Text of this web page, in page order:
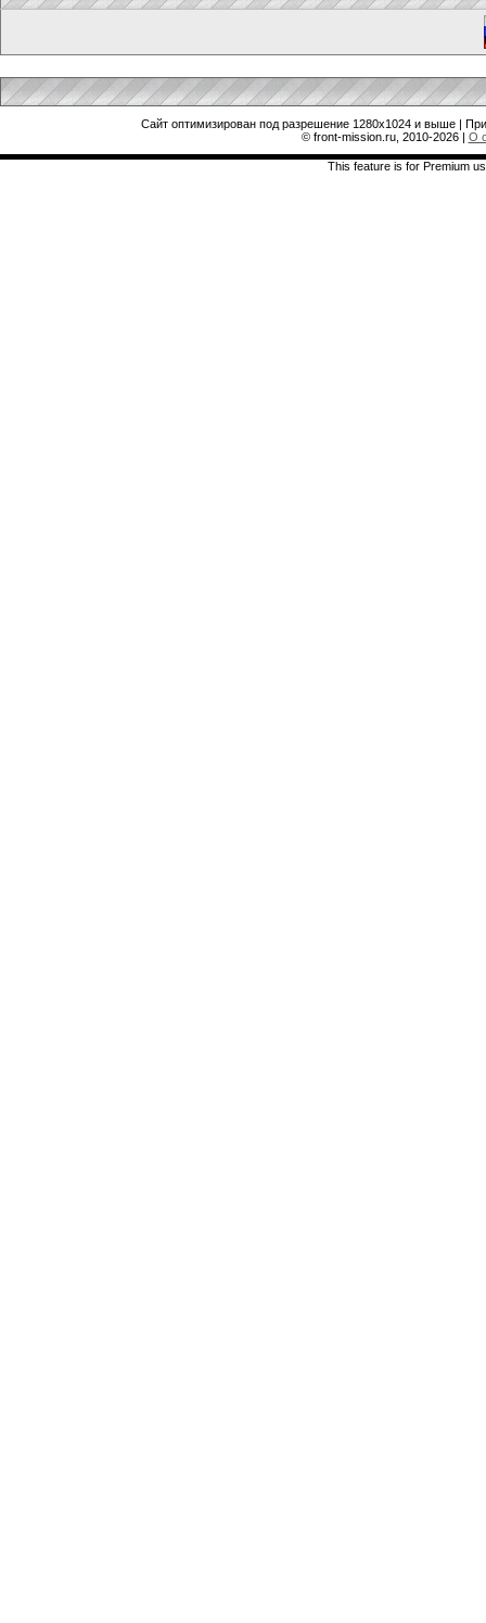
Сайт оптимизирован под разрешение 1280x1024 и выше |
© front-mission.ru, 2010-2026| О
This feature is for Premium